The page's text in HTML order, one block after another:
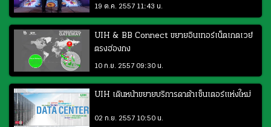
19 ต.ค. 2557 11:43 น.
UIH & BB Connect ขยายอินเทอร์เน็ตเกตเวย์
ตรงฮ่องกง
10 ก.ย. 2557 09:30 น.
UIH เดินหน้าขยายบริการดาต้าเซ็นเตอร์แห่งใหม่
02 ก.ย. 2557 10:50 น.